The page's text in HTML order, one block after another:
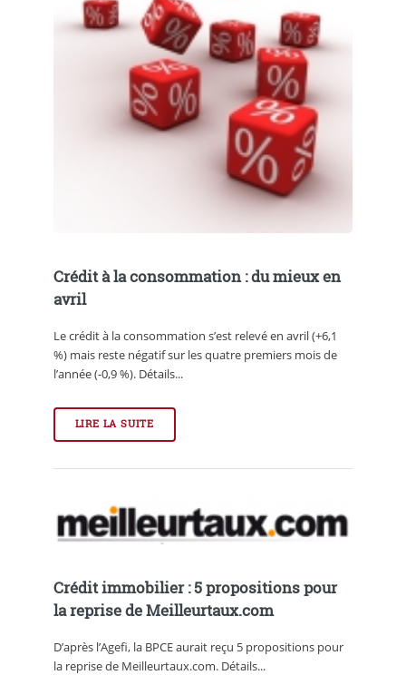
Crédit à la consommation : du mieux en
avril
Le crédit à la consommation s’est relevé en avril (+6,1
%) mais reste négatif sur les quatre premiers mois de
l’année (-0,9 %). Détails...
LIRE LA SUITE
Crédit immobilier : 5 propositions pour
la reprise de Meilleurtaux.com
D’après l’Agefi, la BPCE aurait reçu 5 propositions pour
la reprise de Meilleurtaux.com. Détails...